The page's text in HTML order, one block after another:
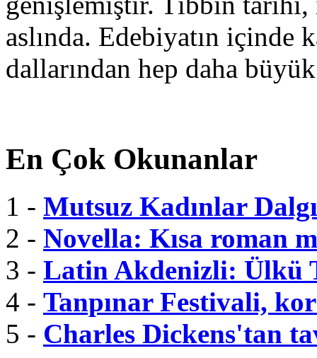
aslında. Edebiyatın içinde
dallarından hep daha
En Çok Okunanlar
1 - Mutsuz Kadınlar
2 - Novella: Kısa roman
3 - Latin Akdenizli: Ülkü
4 - Tanpınar Festivali,
5 - Charles Dickens'tan